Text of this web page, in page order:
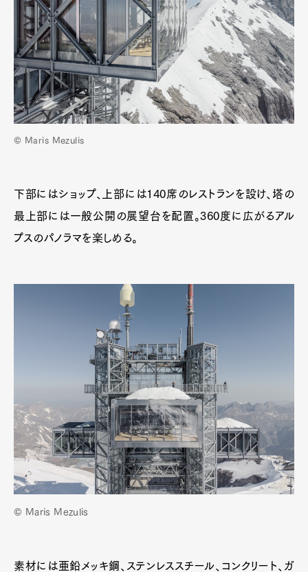
© Maris Mezulis
下部にはショップ、上部には140席のレストランを設け、塔の
最上部には一般公開の展望台を配置。360度に広がるアル
プスのパノラマを楽しめる。
© Maris Mezulis
素材には亜鉛メッキ鋼、ステンレススチール、コンクリート、ガ